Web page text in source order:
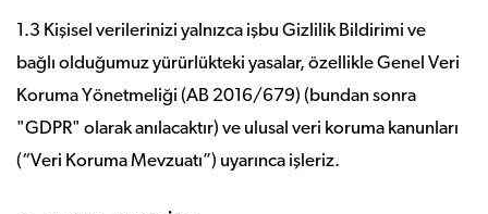
1.3 Kişisel verilerinizi yalnızca işbu Gizlilik Bildirimi ve
bağlı olduğumuz yürürlükteki yasalar, özellikle Genel Veri
Koruma Yönetmeliği (AB 2016/679) (bundan sonra
"GDPR" olarak anılacaktır) ve ulusal veri koruma kanunları
(“Veri Koruma Mevzuatı”) uyarınca işleriz.